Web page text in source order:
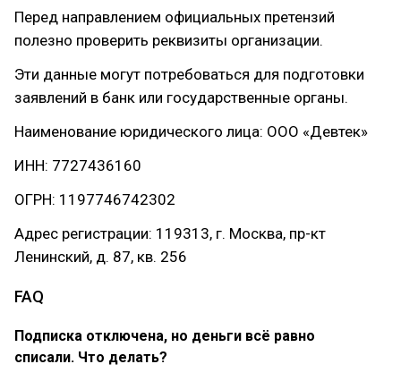
Перед направлением официальных претензий
полезно проверить реквизиты организации.
Эти данные могут потребоваться для подготовки
заявлений в банк или государственные органы.
Наименование юридического лица: ООО «Девтек»
ИНН: 7727436160
ОГРН: 1197746742302
Адрес регистрации: 119313, г. Москва, пр-кт
Ленинский, д. 87, кв. 256
FAQ
Подписка отключена, но деньги всё равно
списали. Что делать?